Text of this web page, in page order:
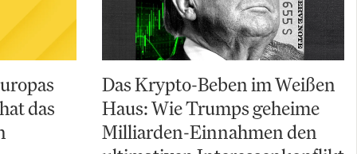
das
Das Krypto-Beben im Weißen
Haus: Wie Trumps geheime
Milliarden-Einnahmen den